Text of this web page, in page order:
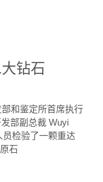
钻石
和鉴定所首席执行
部副总裁 Wuyi
员检验了一颗重达
石